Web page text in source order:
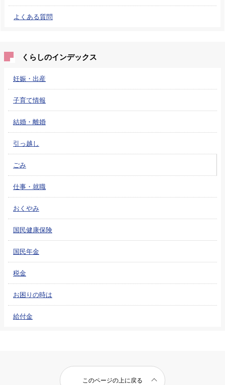
よくある質問
くらしのインデックス
妊娠・出産
子育て情報
結婚・離婚
引っ越し
ごみ
仕事・就職
おくやみ
国民健康保険
国民年金
税金
お困りの時は
給付金
このページの上に戻る